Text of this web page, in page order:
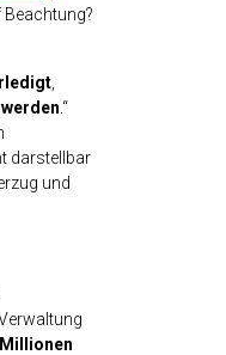
.“
darstellbar
und